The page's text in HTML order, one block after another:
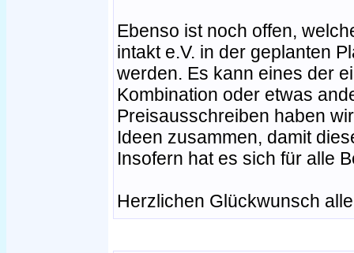
Ebenso ist noch offen,
intakt e.V. in der geplanten
werden. Es kann eines der
Kombination oder etwas
Preisausschreiben haben
Ideen zusammen, damit
Insofern hat es sich für alle
Herzlichen Glückwunsch